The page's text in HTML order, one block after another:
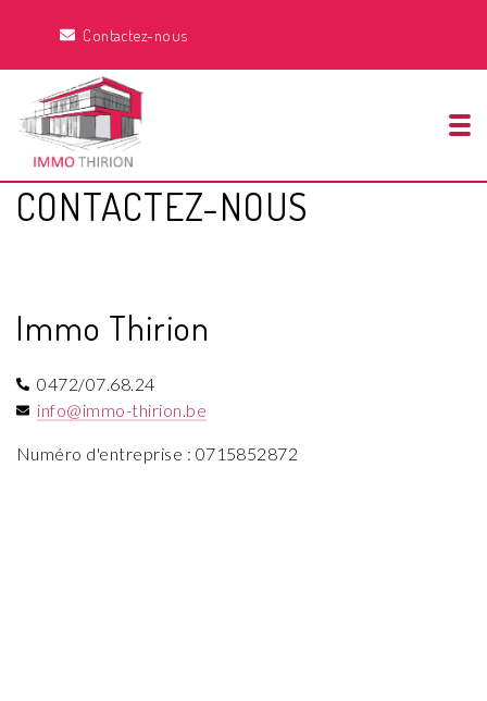
Contactez-nous
CONTACTEZ-NOUS
Immo Thirion
0472/07.68.24
info@immo-thirion.be
Numéro d'entreprise : 0715852872